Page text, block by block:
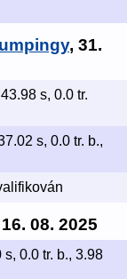
, 31.
s, 0.0 tr.
s, 0.0 tr. b.,
16. 08. 2025
s, 0.0 tr. b., 3.98